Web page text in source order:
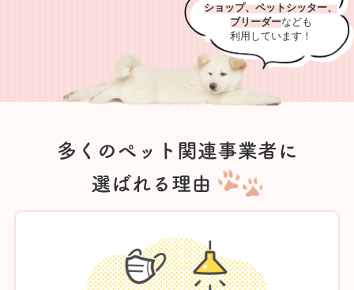
ショップ、ペットシッター、
ブリーダーなども
利用しています！